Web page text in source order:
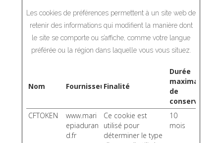
Les cookies de préférences permettent à un site web de
retenir des informations qui modifient la manière dont
le site se comporte ou s’affiche, comme votre langue
préférée ou la région dans laquelle vous vous situez.
Nom FournisseurFinalité
Durée
maximale
de
conservation
CFTOKEN
www.mari
epiaduran
d.fr
Ce cookie est
utilisé pour
déterminer le type
10
mois